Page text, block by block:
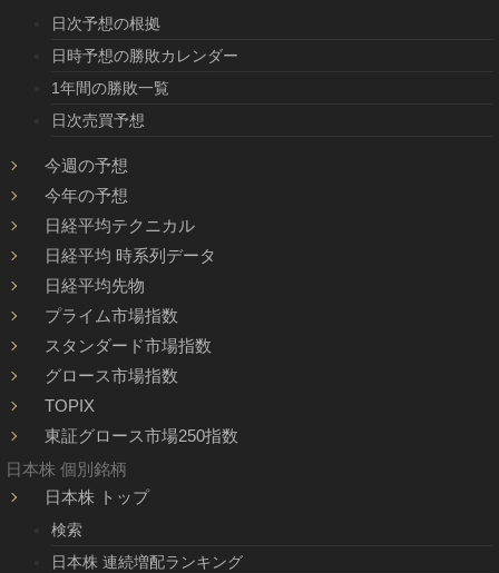
日次予想の根拠
日時予想の勝敗カレンダー
1年間の勝敗一覧
日次売買予想
今週の予想
今年の予想
日経平均テクニカル
日経平均 時系列データ
日経平均先物
プライム市場指数
スタンダード市場指数
グロース市場指数
TOPIX
東証グロース市場250指数
日本株 個別銘柄
日本株 トップ
検索
日本株 連続増配ランキング